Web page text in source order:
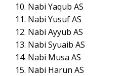
Nabi Yaqub AS
Nabi Yusuf AS
Nabi Ayyub AS
Nabi Syuaib AS
Nabi Musa AS
Nabi Harun AS